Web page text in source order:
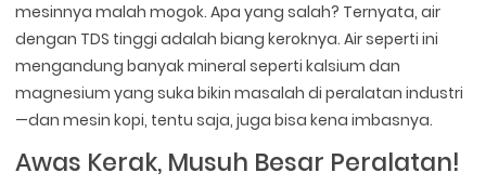
mesinnya malah mogok. Apa yang salah? Ternyata, air
dengan TDS tinggi adalah biang keroknya. Air seperti ini
mengandung banyak mineral seperti kalsium dan
magnesium yang suka bikin masalah di peralatan industri
—dan mesin kopi, tentu saja, juga bisa kena imbasnya.
Awas Kerak, Musuh Besar Peralatan!